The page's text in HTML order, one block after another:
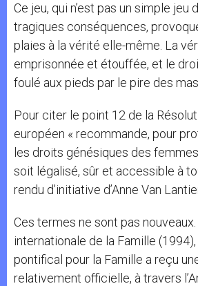
Ce jeu, qui n’est pas un simple jeu
tragiques conséquences,
plaies à la vérité elle-même. La
emprisonnée et étouffée, et le
foulé aux pieds par le pire des
Pour citer le point 12 de la
européen « recommande, pour
les droits génésiques des
soit légalisé, sûr et accessible à
rendu d’initiative d’Anne Van
Ces termes ne sont pas
internationale de la Famille (1994),
pontifical pour la Famille a reçu
relativement officielle, à travers